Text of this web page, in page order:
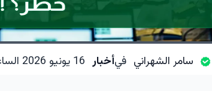
سامر الشهراني فيأخبار 16 يونيو 2026 الساعة 07:45 مساءاً